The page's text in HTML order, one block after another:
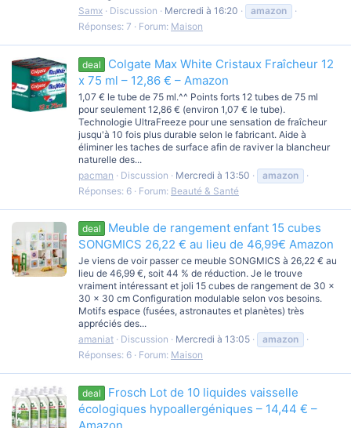
Samx
Discussion Mercredi à 16:20
amazon
Réponses: 7
Forum: Maison
deal
Colgate Max White Cristaux Fraîcheur 12
x 75 ml – 12,86 € – Amazon
1,07 € le tube de 75 ml.^^ Points forts 12 tubes de 75 ml
pour seulement 12,86 € (environ 1,07 € le tube).
Technologie UltraFreeze pour une sensation de fraîcheur
jusqu'à 10 fois plus durable selon le fabricant. Aide à
éliminer les taches de surface afin de raviver la blancheur
naturelle des...
pacman
Discussion Mercredi à 13:50
amazon
Réponses: 6
Forum: Beauté & Santé
deal
Meuble de rangement enfant 15 cubes
SONGMICS 26,22 € au lieu de 46,99€ Amazon
Je viens de voir passer ce meuble SONGMICS à 26,22 € au
lieu de 46,99 €, soit 44 % de réduction. Je le trouve
vraiment intéressant et joli 15 cubes de rangement de 30 ×
30 × 30 cm Configuration modulable selon vos besoins.
Motifs espace (fusées, astronautes et planètes) très
appréciés des...
amaniat
Discussion Mercredi à 13:05
amazon
Réponses: 6
Forum: Maison
deal
Frosch Lot de 10 liquides vaisselle
écologiques hypoallergéniques – 14,44 € –